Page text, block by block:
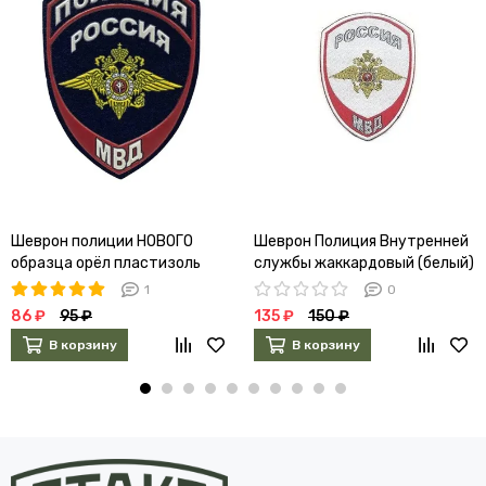
Шеврон полиции НОВОГО
образца орёл пластизоль
(синий)
1
86 ₽ 95 ₽
В корзину
Шеврон Полиция Внутренней
службы жаккардовый (белый)
0
135 ₽ 150 ₽
В корзину